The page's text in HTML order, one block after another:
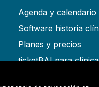
Agenda y calendario
Software historia
Planes y precios
ticketBAI para